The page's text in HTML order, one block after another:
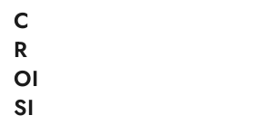
C
R
OI
SI